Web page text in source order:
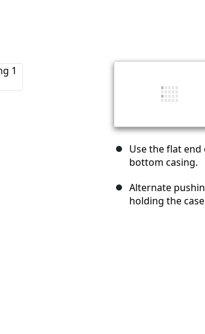
Use the flat
bottom casing.
Alternate
holding the